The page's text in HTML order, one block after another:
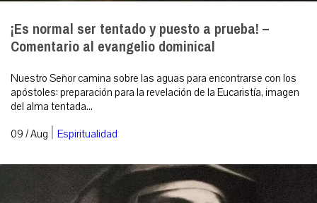
¡Es normal ser tentado y puesto a prueba! –
Comentario al evangelio dominical
Nuestro Señor camina sobre las aguas para encontrarse con los
apóstoles: preparación para la revelación de la Eucaristía, imagen
del alma tentada...
09 / Aug | Espiritualidad